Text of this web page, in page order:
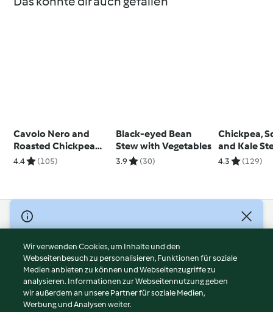
Cavolo Nero and
Roasted Chickpea
Salad
4.4 (105)
Black-eyed Bean
Stew with Vegetables
3.9 (30)
Chickpea,
and Kale
4.3 (129)
© Copyright 2026
Nutzungsbedingungen
Datenschutzrichtlinien
Disclaimer
Impressum
Cookies
Wir verwenden Cookies, um Inhalte und den
Webseitenbesuch zu personalisieren, Funktionen für soziale
Medien anbieten zu können und Webseitenzugriffe zu
analysieren. Informationen zur Webseitennutzung geben
wir außerdem an unsere Partner für soziale Medien,
Werbung und Analysen weiter.